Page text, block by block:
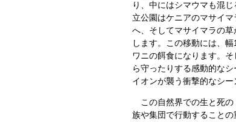
り、中にはシマウマも混
立公園はケニアのマサイ
へ、そしてマサイマラの
します。 この移動には、
ワニの餌食になります。
ら守ったりする感動的な
イオンが襲う衝撃的なシー
この自然界での生と死の
族や集団で行動すること